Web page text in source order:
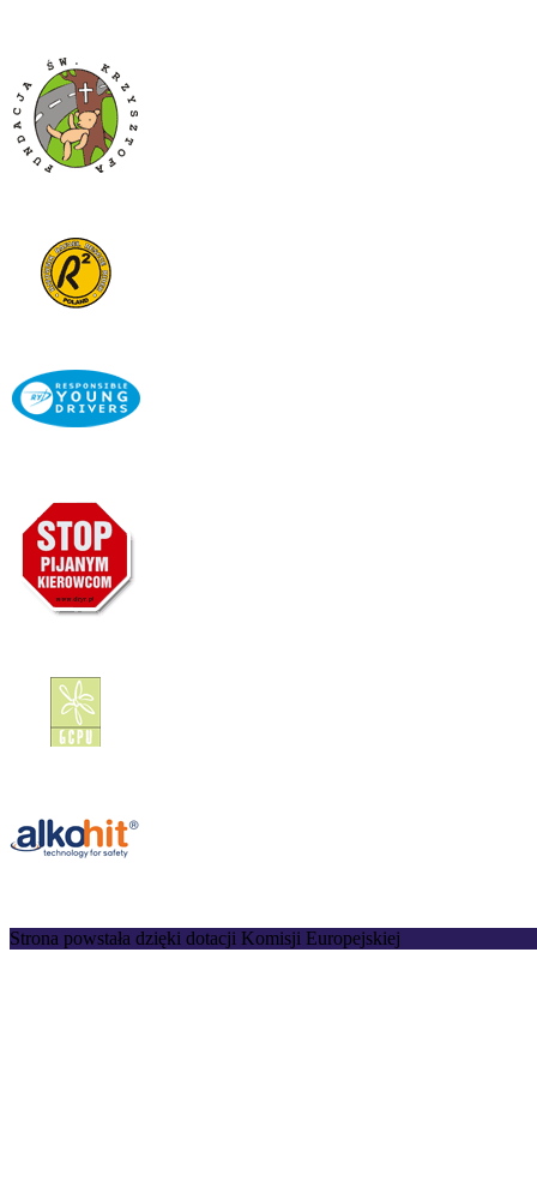
Strona powstała dzięki dotacji Komisji Europejskiej